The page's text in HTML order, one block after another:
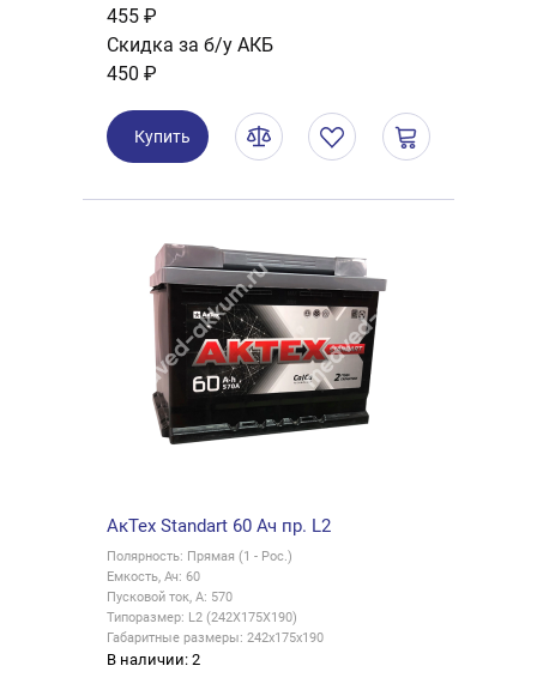
455 ₽
Скидка за б/у АКБ
450 ₽
Купить
АкТех Standart 60 Ач пр. L2
Полярность: Прямая (1 - Рос.)
Емкость, Ач: 60
Пусковой ток, А: 570
Типоразмер: L2 (242X175X190)
Габаритные размеры: 242x175x190
В наличии: 2